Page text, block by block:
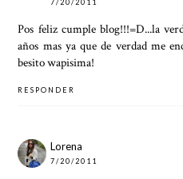
Pos feliz cumple blog!!!=D...la
años mas ya que de verdad me
besito wapisima!
RESPONDER
Lorena
7/20/2011